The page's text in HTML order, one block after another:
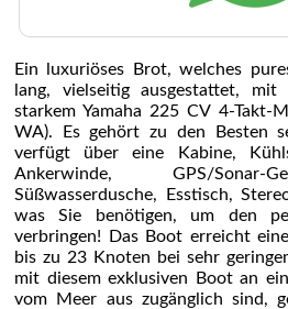
Ein luxuriöses Brot, welches
lang, vielseitig ausgestattet, mit
starkem Yamaha 225 CV 4-Takt-
WA). Es gehört zu den Besten
verfügt über eine Kabine,
Ankerwinde, GPS/Sonar-
Süßwasserdusche, Esstisch,
was Sie benötigen, um den
verbringen! Das Boot erreicht
bis zu 23 Knoten bei sehr
mit diesem exklusiven Boot an
vom Meer aus zugänglich sind,